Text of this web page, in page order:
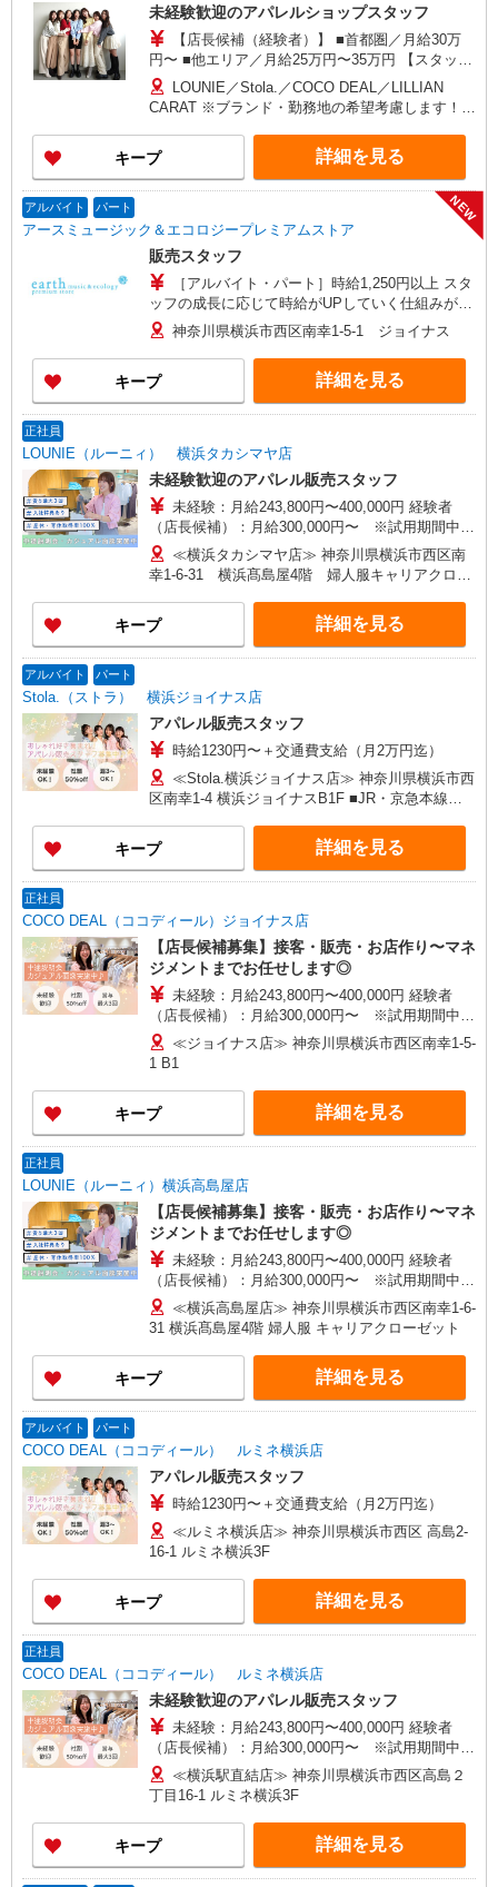
未経験歓迎のアパレルショップスタッフ
【店長候補（経験者）】 ■首都圏／月給30万
円〜 ■他エリア／月給25万円〜35万円 【スタッ
フ】 ■首都圏／月給24万3,800円〜40万円 ■大阪／
月給23万3,500円〜35万円 ■京都、兵庫、愛知、岐
阜、福岡／月給22万7,800円〜35万円 ■他エリア／
月給22万2,100円〜35万円 固定残業手当含む（1ヶ
月あたり20時間）※超過時は追加支給 首都圏エリ
ア：30,800円 大阪：29,500円 京都、兵庫、愛知、
考慮 ※試用期間3ヶ月も同条件（首都圏：店長候
補は月給27万円〜）
LOUNIE／Stola.／COCO DEAL／LILLIAN
CARAT ※ブランド・勤務地の希望考慮します！※
道、宮城（仙台）、愛知、岐阜、大阪、兵庫、京
都、和歌山、岡山、広島、愛媛、福岡、長崎、宮
崎、熊本などの各店舗で募集しています。
LUMINE2店／ルミネ池袋店／ルミネ横浜／ルミネ
大宮店／ルミネ有楽町店 ルミネ立川店／ルミネ町
田店／池袋PARCO店／東京スカイツリータウン・
ソラマチ店 イクスピアリ店／イオンレイクタウン
店／ジョイナス店／テラスモール湘南店 タカシマ
ヤ ゲートタワーモール店／イオンモール各務原イ
寺MIO店／阪神梅田本店／京都ポルタ店／阪急西
宮ガーデンズ店 ルクアイーレ大阪店／岡山一番街
店／ミナモア広島店／博多阪急店／天神ソラリア
キープ 詳細を見る
アルバイト パート
アースミュージック＆エコロジープレミアムストア
NEW
販売スタッフ
［アルバイト・パート］時給1,250円以上 スタ
ッフの成長に応じて時給がUPしていく仕組みがあ
ります。また、希望するスタッフがいれば、制度
を活用して正社員になっていただく道もありま
す。週30時間以上勤務される方にはきちんと社会
保険にも加入していただきます！
神奈川県横浜市西区南幸1-5-1 ジョイナス
キープ 詳細を見る
正社員
LOUNIE（ルーニィ） 横浜タカシマヤ店
未経験歓迎のアパレル販売スタッフ
未経験：月給243,800円〜400,000円 経験者
（店長候補）：月給300,000円〜 ※試用期間中は
270,000円〜 ★固定残業手当：30,800円（月給に
含む） ※経験・能力考慮 ※固定残業時間は1ヶ月
あたり20時間、超過時は追加で残業手当支給 ※月
3万円まで交通費支給 ※試用期間（2〜3ヶ月）も
同条件 【手当】固定残業手当／資格手当／店舗職
制手当／住宅手当（実家外かつ賃貸の場合のみ別
当の種類はエリアにより異なります。詳細は面接
時にお尋ねください。 ＼入社３大特典キャンペー
ン実施中！／※詳細は備考欄にて
≪横浜タカシマヤ店≫ 神奈川県横浜市西区南
幸1-6-31 横浜髙島屋4階 婦人服キャリアクロー
キープ 詳細を見る
アルバイト パート
Stola.（ストラ） 横浜ジョイナス店
アパレル販売スタッフ
時給1230円〜＋交通費支給（月2万円迄）
≪Stola.横浜ジョイナス店≫ 神奈川県横浜市西
区南幸1-4 横浜ジョイナスB1F ■JR・京急本線・
駅」西口より徒歩3分
キープ 詳細を見る
正社員
COCO DEAL（ココディール）ジョイナス店
【店長候補募集】接客・販売・お店作り〜マネ
ジメントまでお任せします◎
未経験：月給243,800円〜400,000円 経験者
（店長候補）：月給300,000円〜 ※試用期間中は
270,000円〜 ★固定残業手当：30,800円（月給に
含む） ※経験・能力考慮 ※固定残業時間は1ヶ月
3万円まで交通費支給 ※試用期間（2〜3ヶ月）も
同条件 【手当】固定残業手当／資格手当／店舗職
制手当／住宅手当（実家外かつ賃貸の場合のみ別
当の種類はエリアにより異なります。詳細は面接
時にお尋ねください。
≪ジョイナス店≫ 神奈川県横浜市西区南幸1-5-
1 B1
キープ 詳細を見る
正社員
LOUNIE（ルーニィ）横浜高島屋店
【店長候補募集】接客・販売・お店作り〜マネ
ジメントまでお任せします◎
未経験：月給243,800円〜400,000円 経験者
（店長候補）：月給300,000円〜 ※試用期間中は
270,000円〜 ★固定残業手当：30,800円（月給に
含む） ※経験・能力考慮 ※固定残業時間は1ヶ月
あたり20時間、超過時は追加で残業手当支給 ※月
3万円まで交通費支給 ※試用期間（2〜3ヶ月）も
同条件 【手当】固定残業手当／資格手当／店舗職
制手当／住宅手当（実家外かつ賃貸の場合のみ別
当の種類はエリアにより異なります。詳細は面接
時にお尋ねください。
≪横浜高島屋店≫ 神奈川県横浜市西区南幸1-6-
31 横浜髙島屋4階 婦人服 キャリアクローゼット
キープ 詳細を見る
アルバイト パート
COCO DEAL（ココディール） ルミネ横浜店
アパレル販売スタッフ
時給1230円〜＋交通費支給（月2万円迄）
≪ルミネ横浜店≫ 神奈川県横浜市西区 高島2-
16-1 ルミネ横浜3F
キープ 詳細を見る
正社員
COCO DEAL（ココディール） ルミネ横浜店
未経験歓迎のアパレル販売スタッフ
未経験：月給243,800円〜400,000円 経験者
（店長候補）：月給300,000円〜 ※試用期間中は
270,000円〜 ★固定残業手当：30,800円（月給に
含む） ※経験・能力考慮 ※固定残業時間は1ヶ月
あたり20時間、超過時は追加で残業手当支給 ※月
3万円まで交通費支給 ※試用期間（2〜3ヶ月）も
同条件 【手当】固定残業手当／資格手当／店舗職
制手当／住宅手当（実家外かつ賃貸の場合のみ別
≪横浜駅直結店≫ 神奈川県横浜市西区高島２
丁目16-1 ルミネ横浜3F
キープ 詳細を見る